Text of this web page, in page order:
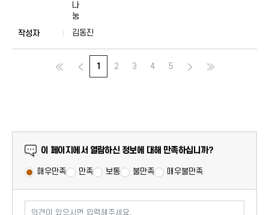
나
눔
김동진
1 2 3 4 5
만족도 조사
이 페이지에서 열람하신 정보에 대해 만족하십니까?
매우만족 만족 보통 불만족 매우불만족